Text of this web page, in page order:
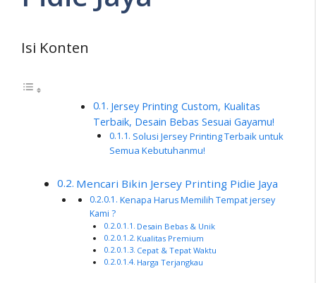
Isi Konten
Jersey Printing Custom, Kualitas
Terbaik, Desain Bebas Sesuai Gayamu!
Solusi Jersey Printing Terbaik untuk
Semua Kebutuhanmu!
Mencari Bikin Jersey Printing Pidie Jaya
Kenapa Harus Memilih Tempat jersey
Kami ?
Desain Bebas & Unik
Kualitas Premium
Cepat & Tepat Waktu
Harga Terjangkau